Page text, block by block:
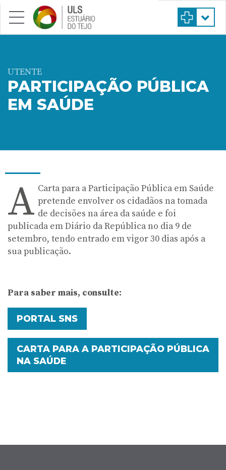
Saltar para conteúdo principal
UTENTE
PARTICIPAÇÃO PÚBLICA
EM SAÚDE
A Carta para a Participação Pública em Saúde
pretende envolver os cidadãos na tomada
de decisões na área da saúde e foi
publicada em Diário da República no dia 9 de
setembro, tendo entrado em vigor 30 dias após a
sua publicação.
Para saber mais, consulte:
PORTAL SNS
CARTA PARA A PARTICIPAÇÃO PÚBLICA
NA SAÚDE